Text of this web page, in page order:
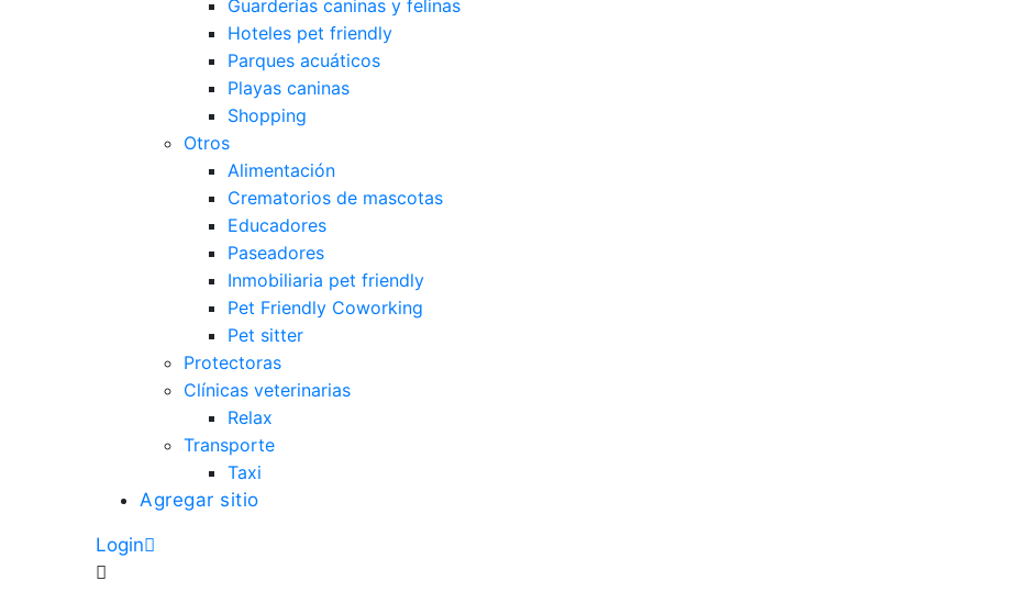
Guarderías caninas y felinas
Hoteles pet friendly
Parques acuáticos
Playas caninas
Shopping
Otros
Alimentación
Crematorios de mascotas
Educadores
Paseadores
Inmobiliaria pet friendly
Pet Friendly Coworking
Pet sitter
Protectoras
Clínicas veterinarias
Relax
Transporte
Taxi
Agregar sitio
Login